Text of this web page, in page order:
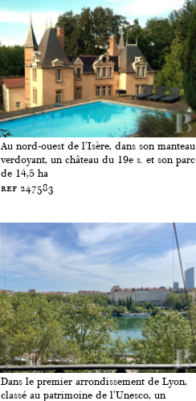
Au nord-ouest de l'Isère, dans son manteau
verdoyant, un château du 19e s. et son parc
de 14,5 ha
ref 247583
Dans le premier arrondissement de Lyon,
classé au patrimoine de l'Unesco, un